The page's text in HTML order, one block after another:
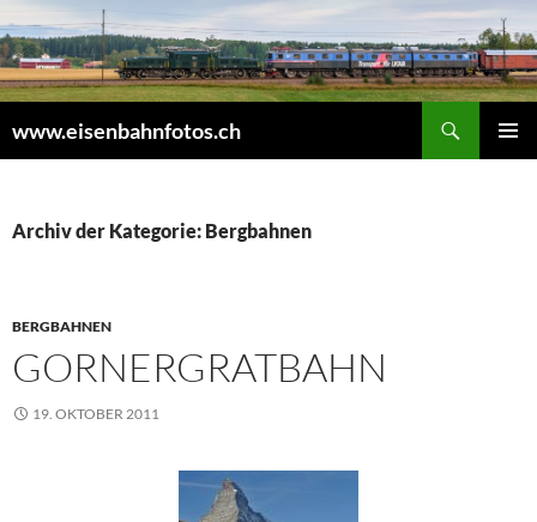
Inhalt
springen
www.eisenbahnfotos.ch
Archiv der Kategorie: Bergbahnen
BERGBAHNEN
GORNERGRATBAHN
19. OKTOBER 2011